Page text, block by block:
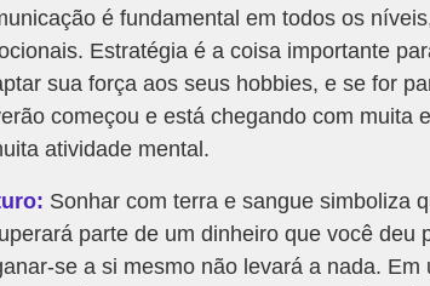
é fundamental em todos os
Estratégia é a coisa importante
sua força aos seus hobbies, e se for
começou e está chegando com muita
atividade mental.
Sonhar com terra e sangue simboliza
parte de um dinheiro que você deu
se a si mesmo não levará a nada.